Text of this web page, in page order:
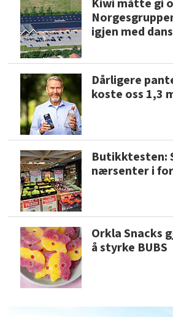
Kiwi måtte gi
igjen med
Dårligere
koste oss 1,3
Butikktesten:
nærsenter i
Orkla Snacks
å styrke BUBS